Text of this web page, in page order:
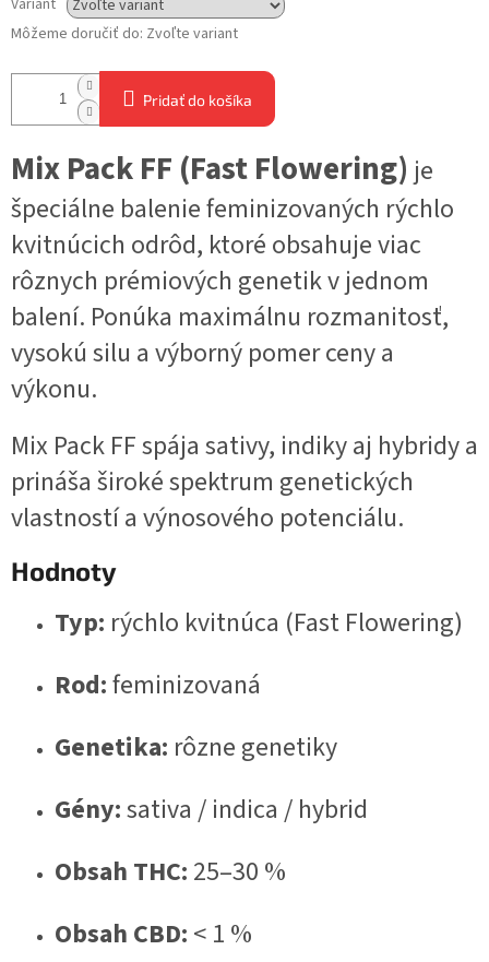
Variant
Môžeme doručiť do: Zvoľte variant
Pridať do košíka
Mix Pack FF (Fast Flowering) je
špeciálne balenie feminizovaných rýchlo
kvitnúcich odrôd, ktoré obsahuje viac
rôznych prémiových genetik v jednom
balení. Ponúka maximálnu rozmanitosť,
vysokú silu a výborný pomer ceny a
výkonu.
Mix Pack FF spája sativy, indiky aj hybridy a
prináša široké spektrum genetických
vlastností a výnosového potenciálu.
Hodnoty
Typ: rýchlo kvitnúca (Fast Flowering)
Rod:feminizovaná
Genetika: rôzne genetiky
Gény:sativa / indica / hybrid
Obsah THC: 25–30 %
Obsah CBD: < 1 %